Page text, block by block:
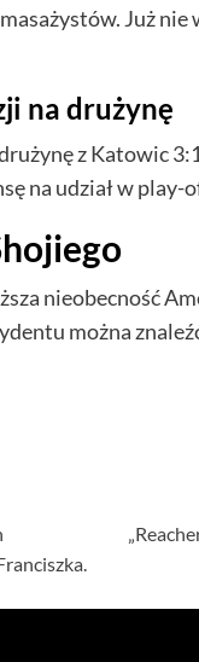
Już nie
na drużynę
z Katowic
na udział w play-
nieobecność
można